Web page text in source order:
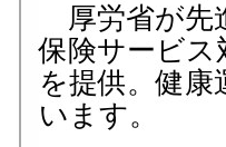
厚労省が先
保険サービス
を提供。健
います。